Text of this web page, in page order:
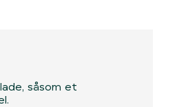
såsom et